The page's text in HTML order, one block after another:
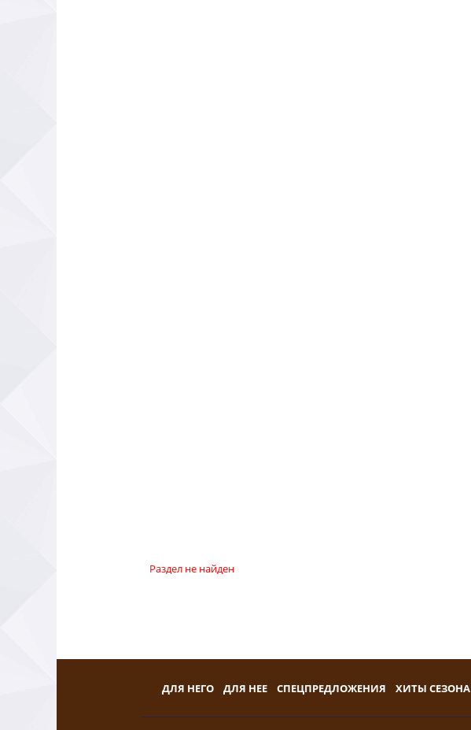
Раздел не найден
ДЛЯ НЕГО ДЛЯ НЕЕ СПЕЦПРЕДЛОЖЕНИЯ ХИТЫ СЕЗОНА